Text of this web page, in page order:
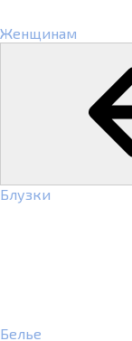
Женщинам
Блузки
Белье